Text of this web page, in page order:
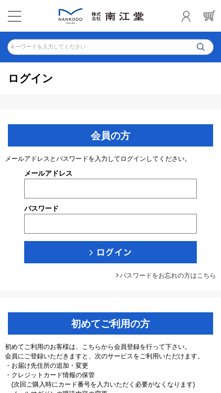
キーワードを入力してください
ログイン
会員の方
メールアドレスとパスワードを入力してログインしてください。
メールアドレス
パスワード
パスワードをお忘れの方はこちら
初めてご利用の方
初めてご利用のお客様は、こちらから会員登録を行って下さい。
会員にご登録いただきますと、次のサービスをご利用いただけます。
・お届け先住所の追加・変更
・クレジットカード情報の保管
(次回ご購入時にカード番号を入力いただく必要がなくなります)